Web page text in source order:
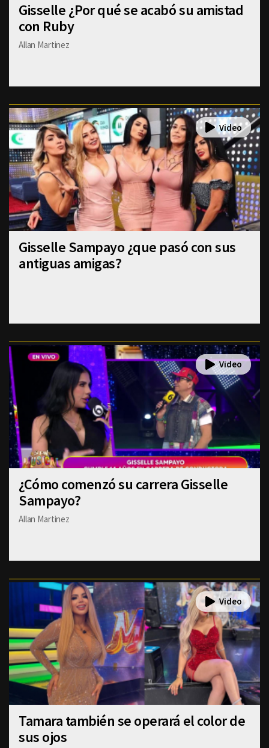
Gisselle ¿Por qué se acabó su amistad
con Ruby
Allan Martinez
Gisselle Sampayo ¿que pasó con sus
antiguas amigas?
¿Cómo comenzó su carrera Gisselle
Sampayo?
Allan Martinez
Tamara también se operará el color de
sus ojos